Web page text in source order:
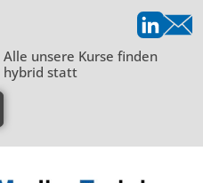
Alle unsere Kurse finden
hybrid statt